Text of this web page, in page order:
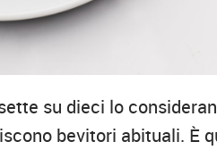
su dieci lo
bevitori abituali. È